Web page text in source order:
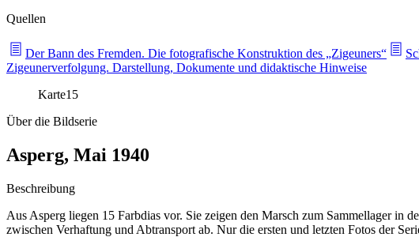
Quellen
Der Bann des Fremden. Die fotografische Konstruktion des „Zigeuners“
Zigeunerverfolgung. Darstellung, Dokumente und didaktische Hinweise
Karte15
Über die Bildserie
Asperg, Mai 1940
Beschreibung
Aus Asperg liegen 15 Farbdias vor. Sie zeigen den Marsch zum Sammellager in
zwischen Verhaftung und Abtransport ab. Nur die ersten und letzten Fotos der